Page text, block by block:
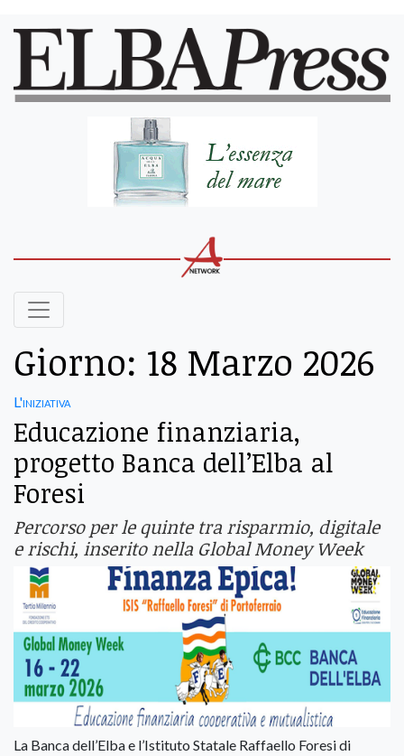
Giorno: 18 Marzo 2026
L'iniziativa
Educazione finanziaria,
progetto Banca dell’Elba al
Foresi
Percorso per le quinte tra risparmio, digitale
e rischi, inserito nella Global Money Week
La Banca dell’Elba e l’Istituto Statale Raffaello Foresi di